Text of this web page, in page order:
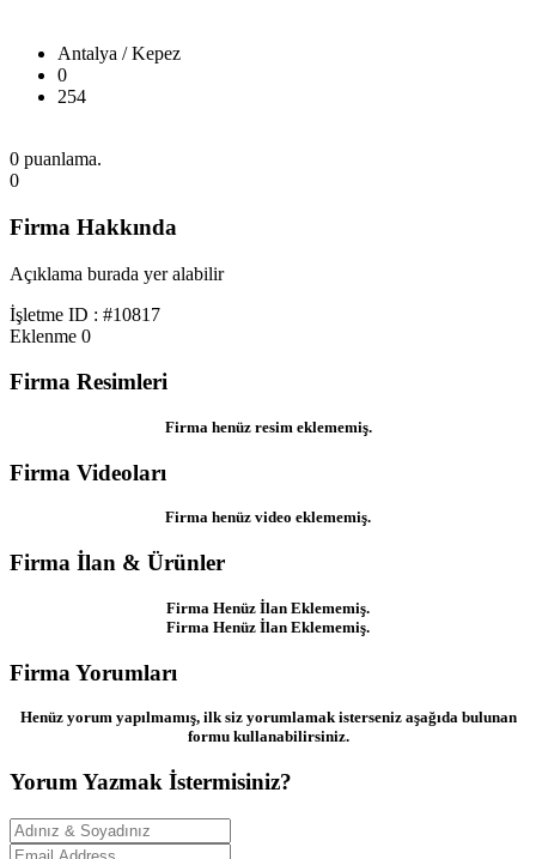
Antalya / Kepez
0
254
0 puanlama.
0
Firma Hakkında
Açıklama burada yer alabilir
İşletme ID : #10817
Eklenme 0
Firma Resimleri
Firma henüz resim eklememiş.
Firma Videoları
Firma henüz video eklememiş.
Firma İlan & Ürünler
Firma Henüz İlan Eklememiş.
Firma Henüz İlan Eklememiş.
Firma Yorumları
Henüz yorum yapılmamış, ilk siz yorumlamak isterseniz aşağıda bulunan
formu kullanabilirsiniz.
Yorum Yazmak İstermisiniz?